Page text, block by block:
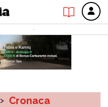
> Cronaca